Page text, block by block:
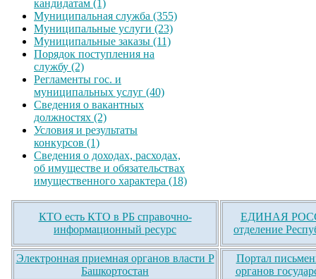
кандидатам (1)
Муниципальная служба (355)
Муниципальные услуги (23)
Муниципальные заказы (11)
Порядок поступления на
службу (2)
Регламенты гос. и
муниципальных услуг (40)
Сведения о вакантных
должностях (2)
Условия и результаты
конкурсов (1)
Сведения о доходах, расходах,
об имуществе и обязательствах
имущественного характера (18)
КТО есть КТО в РБ справочно-
информационный ресурс
ЕДИНАЯ
отделение
Электронная приемная органов власти Р
Башкортостан
Портал
органов